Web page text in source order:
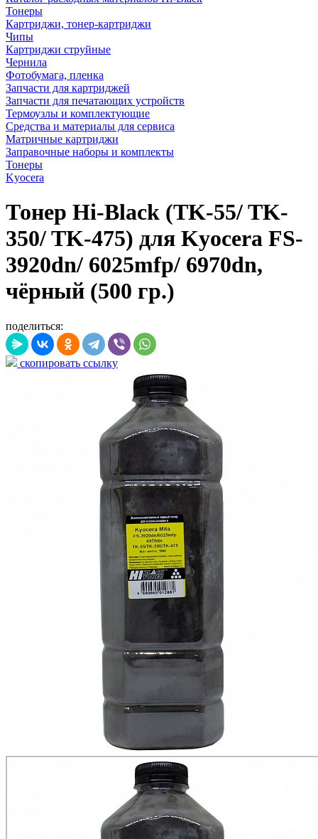
Тонеры
Картриджи, тонер-картриджи
Чипы
Картриджи струйные
Чернила
Фотобумага, пленка
Запчасти для картриджей
Запчасти для печатающих устройств
Термоузлы и комплектующие
Средства и материалы для сервиса
Матричные картриджи
Заправочные наборы и комплекты
Тонеры
Kyocera
Тонер Hi-Black (TK-55/ TK-
350/ TK-475) для Kyocera FS-
3920dn/ 6025mfp/ 6970dn,
чёрный (500 гр.)
поделиться:
скопировать ссылку